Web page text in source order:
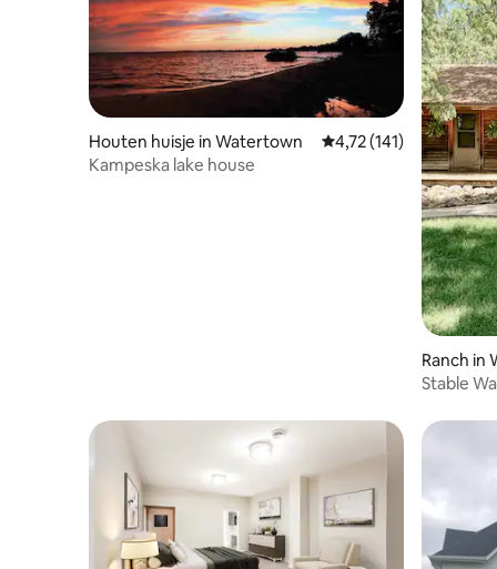
Houten huisje in Watertown Gemiddelde
4,72 (141)
Kampeska lake house
Ranch in
Stable